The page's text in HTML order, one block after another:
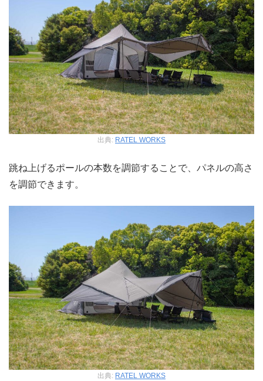
出典: RATEL WORKS
跳ね上げるポールの本数を調節することで、パネルの高さ
を調節できます。
出典: RATEL WORKS